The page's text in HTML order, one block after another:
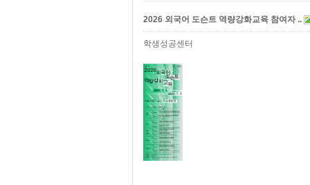
2026 외국어 도슨트 역량강화교육 참여자 ..
학생성공센터